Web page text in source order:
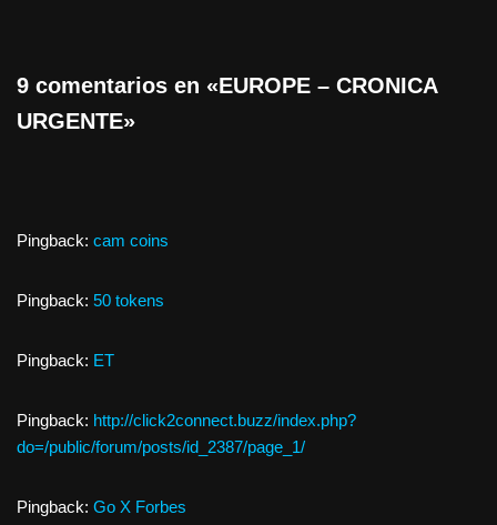
9 comentarios en «EUROPE – CRONICA
URGENTE»
Pingback: cam coins
Pingback: 50 tokens
Pingback: ET
Pingback: http://click2connect.buzz/index.php?
do=/public/forum/posts/id_2387/page_1/
Pingback: Go X Forbes